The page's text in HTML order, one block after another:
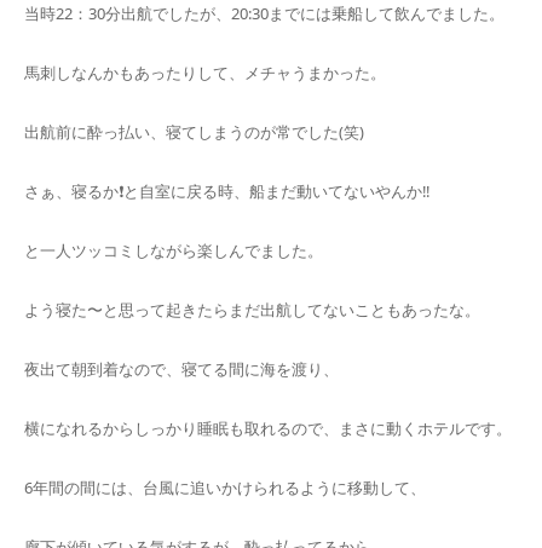
当時22：30分出航でしたが、20:30までには乗船して飲んでました。
馬刺しなんかもあったりして、メチャうまかった。
出航前に酔っ払い、寝てしまうのが常でした(笑)
さぁ、寝るか❗️と自室に戻る時、船まだ動いてないやんか‼️
と一人ツッコミしながら楽しんでました。
よう寝た〜と思って起きたらまだ出航してないこともあったな。
夜出て朝到着なので、寝てる間に海を渡り、
横になれるからしっかり睡眠も取れるので、まさに動くホテルです。
6年間の間には、台風に追いかけられるように移動して、